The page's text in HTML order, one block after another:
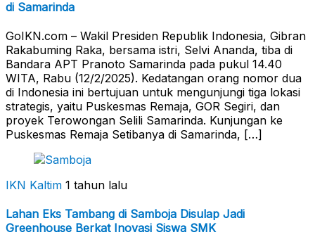
di Samarinda
GoIKN.com – Wakil Presiden Republik Indonesia, Gibran
Rakabuming Raka, bersama istri, Selvi Ananda, tiba di
Bandara APT Pranoto Samarinda pada pukul 14.40
WITA, Rabu (12/2/2025). Kedatangan orang nomor dua
di Indonesia ini bertujuan untuk mengunjungi tiga lokasi
strategis, yaitu Puskesmas Remaja, GOR Segiri, dan
proyek Terowongan Selili Samarinda. Kunjungan ke
Puskesmas Remaja Setibanya di Samarinda, […]
IKN Kaltim 1 tahun lalu
Lahan Eks Tambang di Samboja Disulap Jadi
Greenhouse Berkat Inovasi Siswa SMK